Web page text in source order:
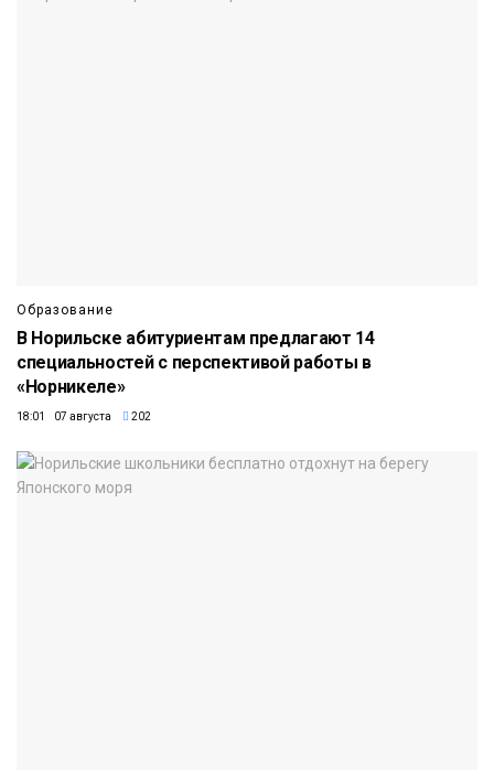
Образование
В Норильске абитуриентам предлагают 14
специальностей с перспективой работы в
«Норникеле»
18:01 07 августа 202